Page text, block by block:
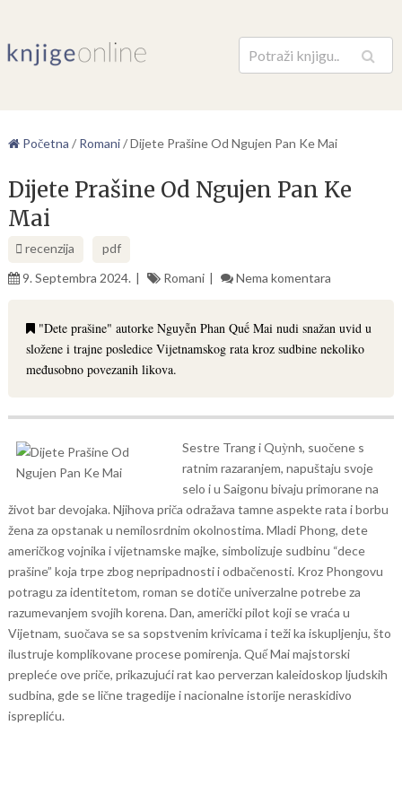
Pretraga
Početna / Romani/Dijete Prašine Od Ngujen Pan Ke Mai
Dijete Prašine Od Ngujen Pan Ke
Mai
recenzija
pdf
9. Septembra 2024.
Romani Nema komentara
"Dete prašine" autorke Nguyễn Phan Quế Mai nudi snažan uvid u
složene i trajne posledice Vijetnamskog rata kroz sudbine nekoliko
međusobno povezanih likova.
Sestre Trang i Quỳnh, suočene s
ratnim razaranjem, napuštaju svoje
selo i u Saigonu bivaju primorane na
život bar devojaka. Njihova priča odražava tamne aspekte rata i borbu
žena za opstanak u nemilosrdnim okolnostima. Mladi Phong, dete
američkog vojnika i vijetnamske majke, simbolizuje sudbinu “dece
prašine” koja trpe zbog nepripadnosti i odbačenosti. Kroz Phongovu
potragu za identitetom, roman se dotiče univerzalne potrebe za
razumevanjem svojih korena. Dan, američki pilot koji se vraća u
Vijetnam, suočava se sa sopstvenim krivicama i teži ka iskupljenju, što
ilustruje komplikovane procese pomirenja. Quế Mai majstorski
prepleće ove priče, prikazujući rat kao perverzan kaleidoskop ljudskih
sudbina, gde se lične tragedije i nacionalne istorije neraskidivo
isprepliću.